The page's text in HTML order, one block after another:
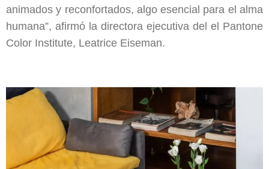
animados y reconfortados, algo esencial para el alma
humana”, afirmó la directora ejecutiva del el Pantone
Color Institute, Leatrice Eiseman.